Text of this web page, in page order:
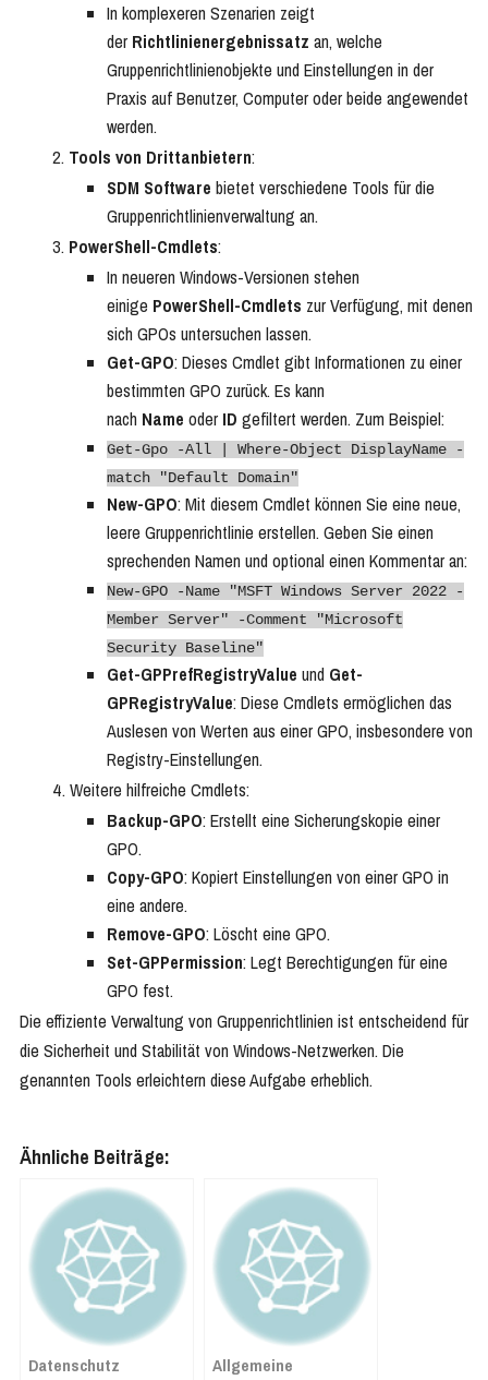
In komplexeren Szenarien zeigt
der Richtlinienergebnissatz an, welche
Gruppenrichtlinienobjekte und Einstellungen in der
Praxis auf Benutzer, Computer oder beide angewendet
werden.
Tools von Drittanbietern:
SDM Software bietet verschiedene Tools für die
Gruppenrichtlinienverwaltung an.
PowerShell-Cmdlets:
In neueren Windows-Versionen stehen
einige PowerShell-Cmdlets zur Verfügung, mit denen
sich GPOs untersuchen lassen.
Get-GPO: Dieses Cmdlet gibt Informationen zu einer
bestimmten GPO zurück. Es kann
nach Name oder ID gefiltert werden. Zum Beispiel:
Get-Gpo -All | Where-Object DisplayName -
match "Default Domain"
New-GPO: Mit diesem Cmdlet können Sie eine neue,
leere Gruppenrichtlinie erstellen. Geben Sie einen
sprechenden Namen und optional einen Kommentar an:
New-GPO -Name "MSFT Windows Server 2022 -
Member Server" -Comment "Microsoft
Security Baseline"
Get-GPPrefRegistryValue und Get-
GPRegistryValue: Diese Cmdlets ermöglichen das
Auslesen von Werten aus einer GPO, insbesondere von
Registry-Einstellungen.
Weitere hilfreiche Cmdlets:
Backup-GPO: Erstellt eine Sicherungskopie einer
GPO.
Copy-GPO: Kopiert Einstellungen von einer GPO in
eine andere.
Remove-GPO: Löscht eine GPO.
Set-GPPermission: Legt Berechtigungen für eine
GPO fest.
Die effiziente Verwaltung von Gruppenrichtlinien ist entscheidend für
die Sicherheit und Stabilität von Windows-Netzwerken. Die
genannten Tools erleichtern diese Aufgabe erheblich.
Ähnliche Beiträge:
Datenschutz
Allgemeine